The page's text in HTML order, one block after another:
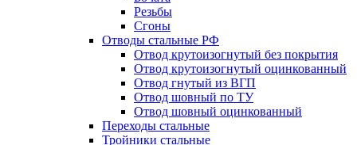
Резьбы
Сгоны
Отводы стальные РФ
Отвод крутоизогнутый без покрытия
Отвод крутоизогнутый оцинкованный
Отвод гнутый из ВГП
Отвод шовный по ТУ
Отвод шовный оцинкованный
Переходы стальные
Тройники стальные